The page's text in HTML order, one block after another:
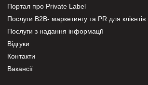
Портал про Private Label
Послуги В2В- маркетингу та PR для клієнтів
Послуги з надання інформації
Відгуки
Контакти
Вакансії